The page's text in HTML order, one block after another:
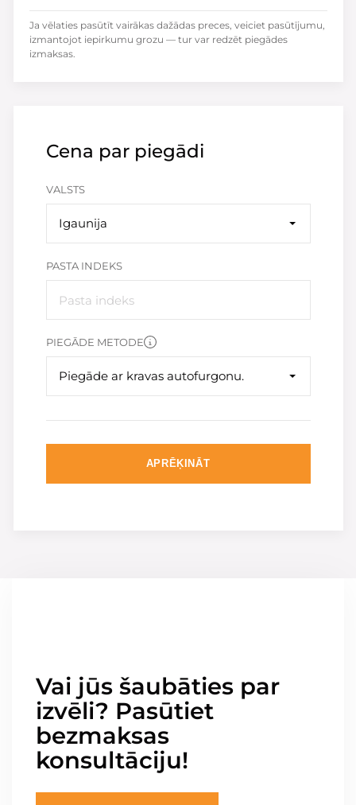
Cena par piegādi
VALSTS
Igaunija
PASTA INDEKS
PIEGĀDE METODE
Piegāde ar kravas autofurgonu.
APRĒĶINĀT
Ja vēlaties pasūtīt vairākas dažādas preces, veiciet pasūtījumu,
izmantojot iepirkumu grozu — tur var redzēt piegādes
izmaksas.
Vai jūs šaubāties par
izvēli? Pasūtiet
bezmaksas
konsultāciju!